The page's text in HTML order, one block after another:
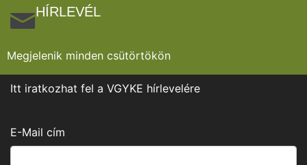
HÍRLEVÉL
Megjelenik minden csütörtökön
Itt iratkozhat fel a VGYKE hírlevelére
E-Mail cím